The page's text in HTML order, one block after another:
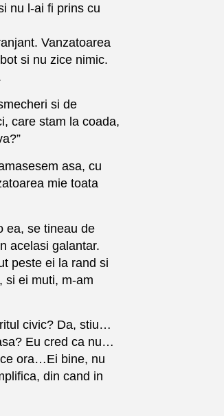
nu l-ai fi prins cu
Vanzatoarea
si nu zice nimic.
si de
care stam la coada,
asa, cu
mie toata
ea, se tineau de
acelasi galantar.
peste ei la rand si
si ei muti, m-am
civic? Da, stiu…
Eu cred ca nu…
ora…Ei bine, nu
din cand in